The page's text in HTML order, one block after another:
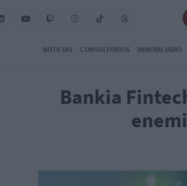
NOTICIAS CONSULTORIOS INMOBILIARIO
Bankia